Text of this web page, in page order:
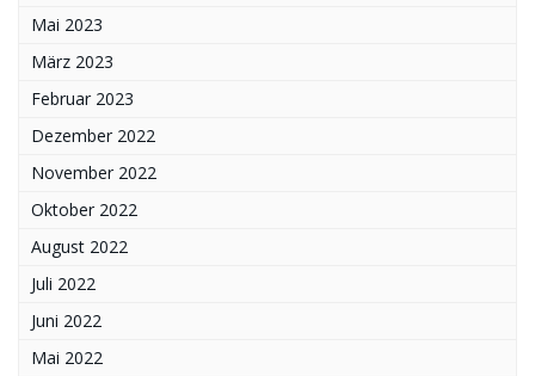
Mai 2023
März 2023
Februar 2023
Dezember 2022
November 2022
Oktober 2022
August 2022
Juli 2022
Juni 2022
Mai 2022